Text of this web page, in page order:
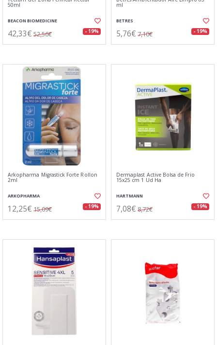
50ml
BEACON BIOMEDICINE
42,33€ 52,56€ - 19%
ml
BETRES
5,76€ 7,10€ - 19%
Arkopharma Migrastick Forte Rollon
2ml
ARKOPHARMA
12,25€ 15,09€ - 19%
Dermaplast Active Bolsa de Frio
15x25 cm 1 Ud Ha
HARTMANN
7,08€ 8,72€ - 19%